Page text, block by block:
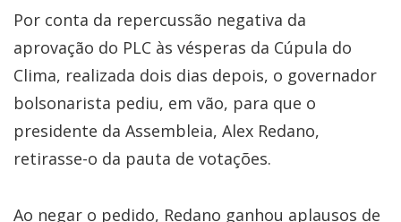
Por conta da repercussão negativa da
aprovação do PLC às vésperas da Cúpula do
Clima, realizada dois dias depois, o governador
bolsonarista pediu, em vão, para que o
presidente da Assembleia, Alex Redano,
retirasse-o da pauta de votações.
Ao negar o pedido, Redano ganhou aplausos de